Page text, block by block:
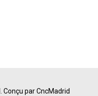
Conçu par CncMadrid